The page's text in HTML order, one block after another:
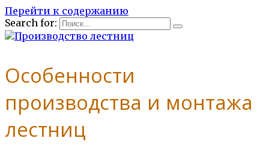
Перейти к содержанию
Search for:
Особенности
производства и монтажа
лестниц